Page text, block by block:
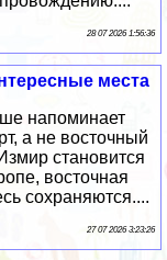
28 07 2026 1:56:36
места
напоминает
а не восточный
становится
восточная
сохраняются....
27 07 2026 3:23:26